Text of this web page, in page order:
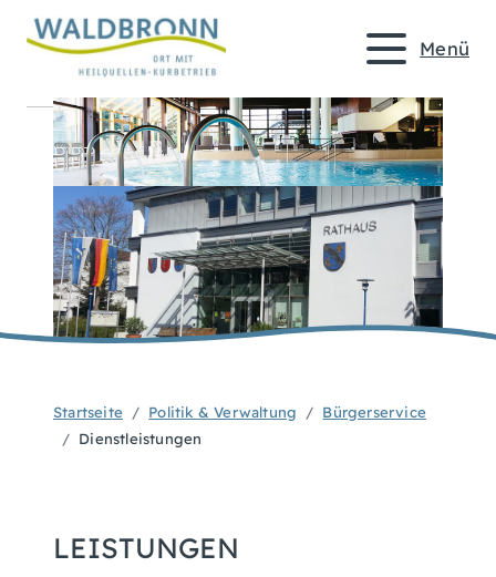
Menü
Startseite Politik & Verwaltung
Bürgerservice
Dienstleistungen
LEISTUNGEN